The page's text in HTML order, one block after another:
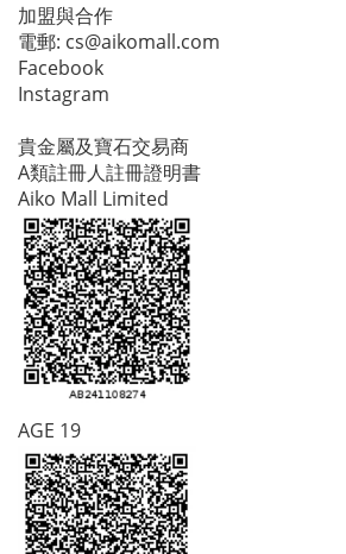
加盟與合作
電郵: cs@aikomall.com
Facebook
Instagram
貴金屬及寶石交易商
A類註冊人註冊證明書
Aiko Mall Limited
AGE 19